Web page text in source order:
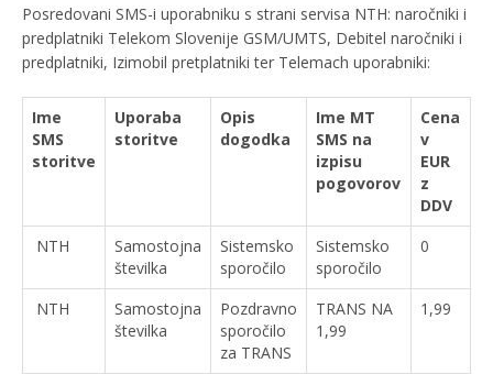
Posredovani SMS-i uporabniku s strani servisa NTH: naročniki i
predplatniki Telekom Slovenije GSM/UMTS, Debitel naročniki i
predplatniki, Izimobil pretplatniki ter Telemach uporabniki:
Ime
SMS
storitve
Uporaba
storitve
Opis
dogodka
Ime MT
SMS na
izpisu
pogovorov
Cena
v
EUR
z
DDV
NTH
Samostojna
številka
Sistemsko
sporočilo
Sistemsko
sporočilo
0
NTH
Samostojna
številka
Pozdravno
sporočilo
za TRANS
TRANS NA
1,99
1,99